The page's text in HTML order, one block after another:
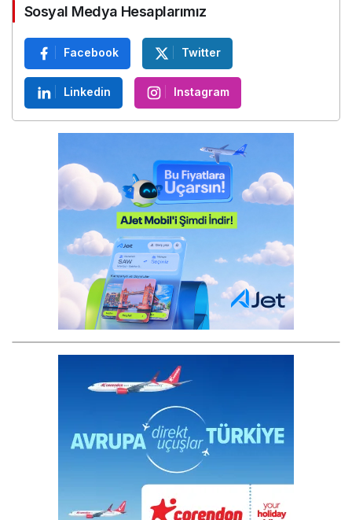
Sosyal Medya Hesaplarımız
Facebook Twitter